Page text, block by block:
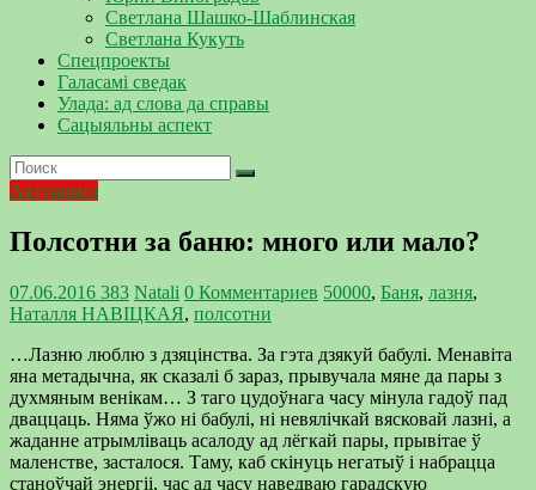
Светлана Шашко-Шаблинская
Светлана Кукуть
Спецпроекты
Галасамі сведак
Улада: ад слова да справы
Сацыяльны аспект
Актуально
Полсотни за баню: много или мало?
07.06.2016 383 Natali 0 Комментариев 50000, Баня, лазня,
Наталля НАВІЦКАЯ, полсотни
…Лазню люблю з дзяцінства. За гэта дзякуй бабулі. Менавіта
яна метадычна, як сказалі б зараз, прывучала мяне да пары з
духмяным венікам… З таго цудоўнага часу мінула гадоў пад
дваццаць. Няма ўжо ні бабулі, ні невялічкай вясковай лазні, а
жаданне атрымліваць асалоду ад лёгкай пары, прывітае ў
маленстве, засталося. Таму, каб скінуць негатыў і набрацца
станоўчай энергіі, час ад часу наведваю гарадскую